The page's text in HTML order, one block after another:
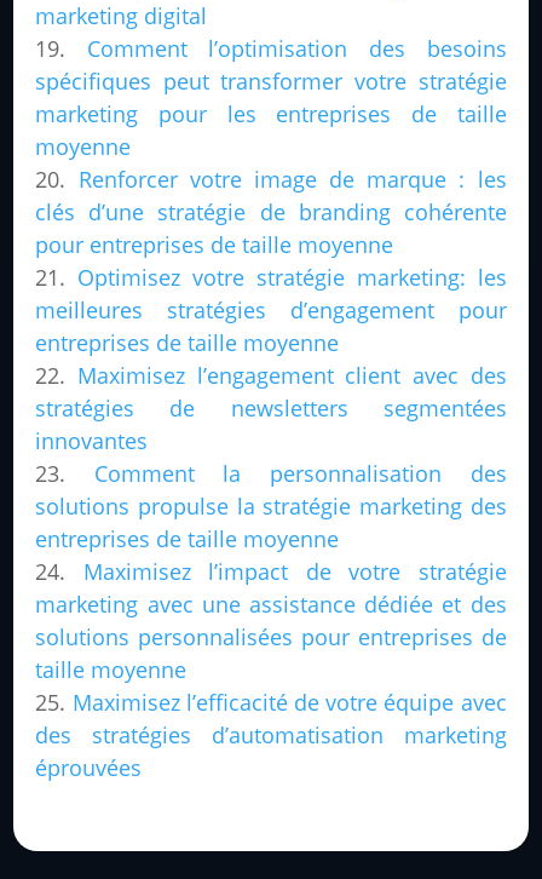
marketing digital
Comment l’optimisation des besoins
spécifiques peut transformer votre stratégie
marketing pour les entreprises de taille
moyenne
Renforcer votre image de marque : les
clés d’une stratégie de branding cohérente
pour entreprises de taille moyenne
Optimisez votre stratégie marketing: les
meilleures stratégies d’engagement pour
entreprises de taille moyenne
Maximisez l’engagement client avec des
stratégies de newsletters segmentées
innovantes
Comment la personnalisation des
solutions propulse la stratégie marketing des
entreprises de taille moyenne
Maximisez l’impact de votre stratégie
marketing avec une assistance dédiée et des
solutions personnalisées pour entreprises de
taille moyenne
Maximisez l’efficacité de votre équipe avec
des stratégies d’automatisation marketing
éprouvées